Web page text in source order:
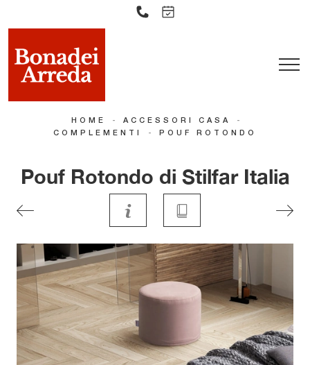
HOME - ACCESSORI CASA -
COMPLEMENTI - POUF ROTONDO
Pouf Rotondo di Stilfar Italia